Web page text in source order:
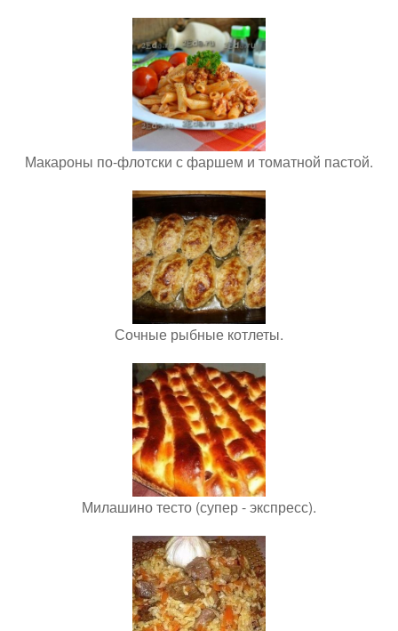
Макароны по-флотски с фаршем и томатной пастой.
Сочные рыбные котлеты.
Милашино тесто (супер - экспресс).